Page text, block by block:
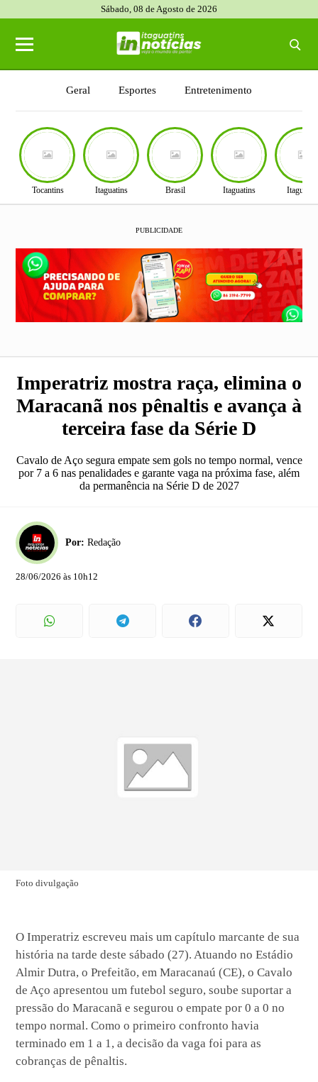
Sábado, 08 de Agosto de 2026
Geral Esportes Entretenimento
Tecnologia politica Concursos
Economia Polícia Cidades Brasil
Tocantins Itaguatins Brasil Itaguatins
PUBLICIDADE
Imperatriz mostra raça, elimina o
Maracanã nos pênaltis e avança à
terceira fase da Série D
Cavalo de Aço segura empate sem gols no tempo normal, vence
por 7 a 6 nas penalidades e garante vaga na próxima fase, além
da permanência na Série D de 2027
Por:Redação
28/06/2026 às 10h12
Foto divulgação
O Imperatriz escreveu mais um capítulo marcante de sua
história na tarde deste sábado (27). Atuando no Estádio
Almir Dutra, o Prefeitão, em Maracanaú (CE), o Cavalo
de Aço apresentou um futebol seguro, soube suportar a
pressão do Maracanã e segurou o empate por 0 a 0 no
tempo normal. Como o primeiro confronto havia
terminado em 1 a 1, a decisão da vaga foi para as
cobranças de pênaltis.